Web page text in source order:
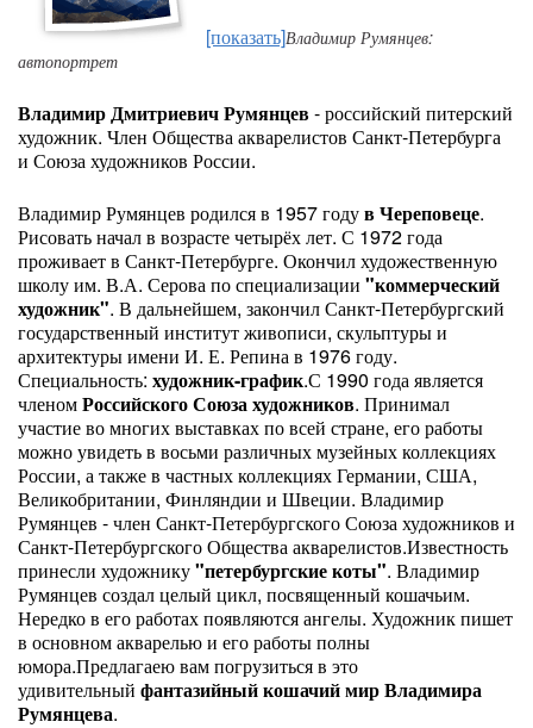
[показать]Владимир Румянцев:
автопортрет
Владимир Дмитриевич Румянцев- российский питерский
художник. Член Общества акварелистов Санкт-Петербурга
и Союза художников России.
Владимир Румянцев родился в 1957 годув Череповеце.
Рисовать начал в возрасте четырёх лет. С 1972 года
проживает в Санкт-Петербурге. Окончил художественную
школу им. В.А. Серова по специализации "коммерческий
художник". В дальнейшем, закончил Санкт-Петербургский
государственный институт живописи, скульптуры и
архитектуры имени И. Е. Репина в 1976 году.
Специальность: художник-график.С 1990 года является
членомРоссийского Союза художников. Принимал
участие во многих выставках по всей стране, его работы
можно увидеть в восьми различных музейных коллекциях
России, а также в частных коллекциях Германии, США,
Великобритании, Финляндии и Швеции. Владимир
Румянцев - член Санкт-Петербургского Союза художников и
Санкт-Петербургского Общества акварелистов.Известность
принесли художнику"петербургские коты". Владимир
Румянцев создал целый цикл, посвященный кошачьим.
Нередко в его работах появляются ангелы. Художник пишет
в основном акварелью и его работы полны
юмора.Предлагаею вам погрузиться в это
удивительный фантазийный кошачий мир Владимира
Румянцева.